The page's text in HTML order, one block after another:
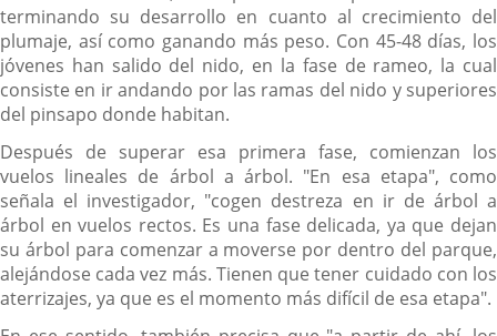
terminando su desarrollo en cuanto al crecimiento del
plumaje, así como ganando más peso. Con 45-48 días, los
jóvenes han salido del nido, en la fase de rameo, la cual
consiste en ir andando por las ramas del nido y superiores
del pinsapo donde habitan.
Después de superar esa primera fase, comienzan los
vuelos lineales de árbol a árbol. "En esa etapa", como
señala el investigador, "cogen destreza en ir de árbol a
árbol en vuelos rectos. Es una fase delicada, ya que dejan
su árbol para comenzar a moverse por dentro del parque,
alejándose cada vez más. Tienen que tener cuidado con los
aterrizajes, ya que es el momento más difícil de esa etapa".